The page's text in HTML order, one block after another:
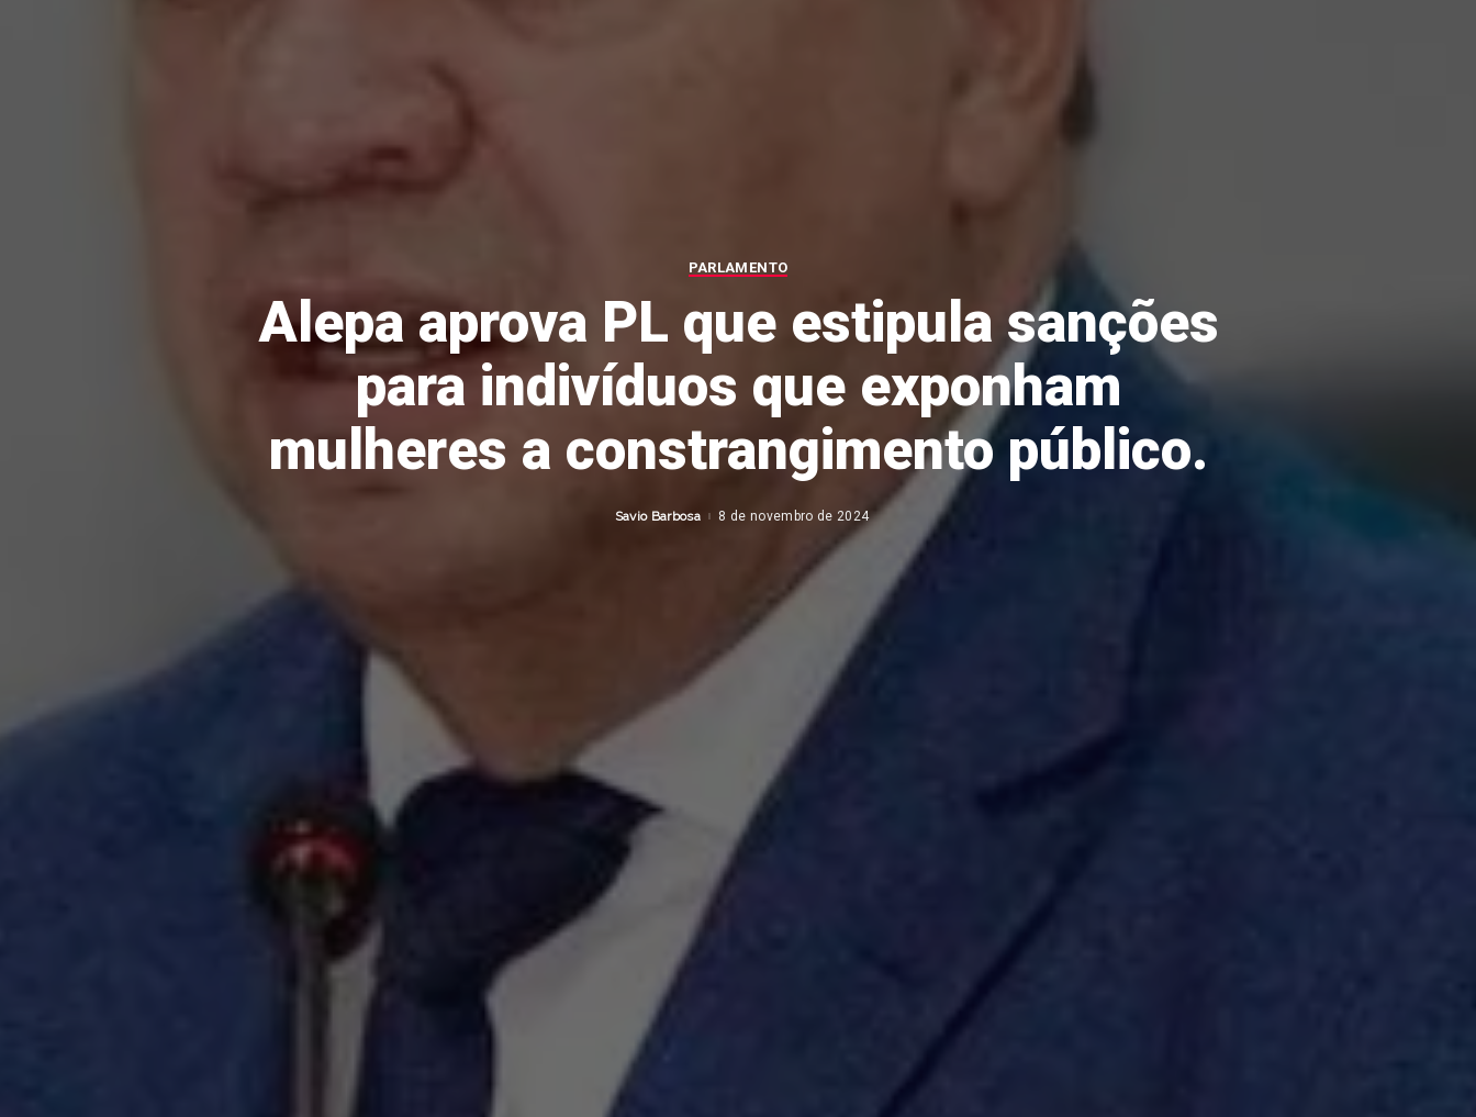
PARLAMENTO
Alepa aprova PL que estipula sanções
para indivíduos que exponham
mulheres a constrangimento público.
Posted
Savio Barbosa 8 de novembro de 2024